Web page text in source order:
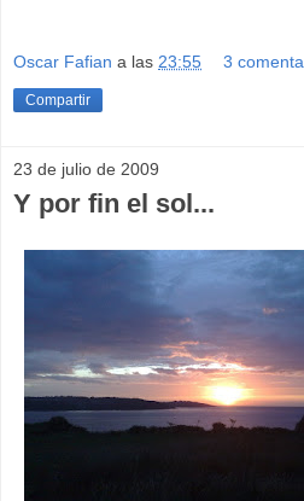
Oscar Fafian a las 23:55 3
Compartir
23 de julio de 2009
Y por fin el sol...